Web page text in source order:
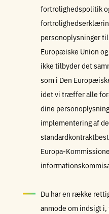
fortrolighedspolitik
personoplysninger
Europæiske Union
ikke tilbyder det
som i Den
idet vi træffer alle
dine
implementering af de
Europa-
Du har en række
anmode om indsigt